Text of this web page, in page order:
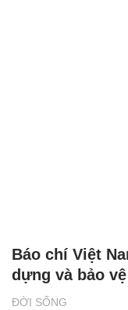
ĐỜI SỐNG
Báo chí Việt
dựng và bảo